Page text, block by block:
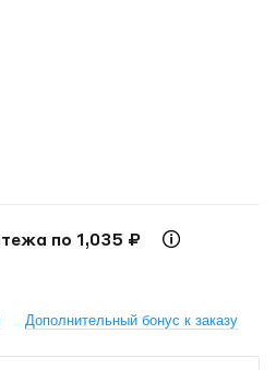
по 1,035 ₽
Дополнительный бонус к заказу